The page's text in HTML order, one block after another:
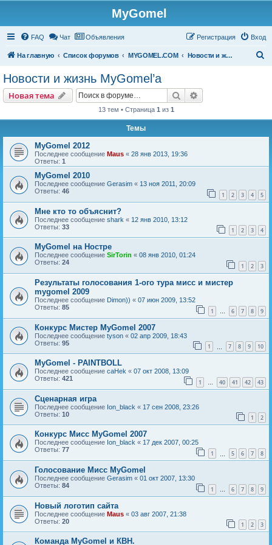
MyGomel
FAQ Чат Объявления Вход
Регистрация
На главную Список форумов MYGOMEL.COM Новости и жизнь MyGomel’a
Новости и жизнь MyGomel’a
Новая тема
Новаятема Поиск
13 тем • Страница 1 из 1
Темы
MyGomel 2012
Последнее сообщение Maus « 28 янв 2013, 19:36
Ответы: 1
MyGomel 2010
Последнее сообщение Gerasim « 13 ноя 2011, 20:09
Ответы: 46 1 2 3 4 5
Мне кто то объяснит?
Последнее сообщение shark « 12 янв 2010, 13:12
Ответы: 33 1 2 3 4
MyGomel на Ностре
Последнее сообщение SirTorin « 08 янв 2010, 01:24
Ответы: 24 1 2 3
Результаты голосования 1-ого тура мисс и мистер
mygomel 2009
Последнее сообщение Dimon)) « 07 июн 2009, 13:52
Ответы: 85 1 … 6 7 8 9
Конкурс Мистер MyGomel 2007
Последнее сообщение tyson « 02 апр 2009, 18:43
Ответы: 95 1 7 8 9 10
MyGomel - PAINTBOLL
Последнее сообщение caHek « 07 окт 2008, 13:09
Ответы: 421 1 … 40 41 42 43
Сценарная игра
Последнее сообщение Ion_black « 17 сен 2008, 23:26
Ответы: 10 1 2
Конкурс Мисс MyGomel 2007
Последнее сообщение Ion_black « 17 дек 2007, 00:25
Ответы: 77 1 5 6 7 8
Голосование Мисс MyGomel
Последнее сообщение Gerasim « 01 окт 2007, 13:30
Ответы: 84 1 … 6 7 8 9
Новый логотип сайта
Последнее сообщение Maus « 03 авг 2007, 21:38
Ответы: 20 1 2 3
Команда MyGomel и КВН.